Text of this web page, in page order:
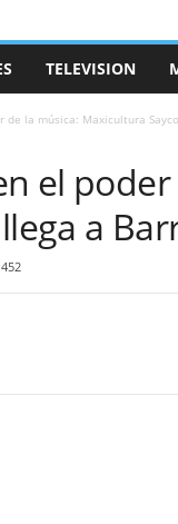
TELEVISION
de la música: Maxicultura
el
a
452